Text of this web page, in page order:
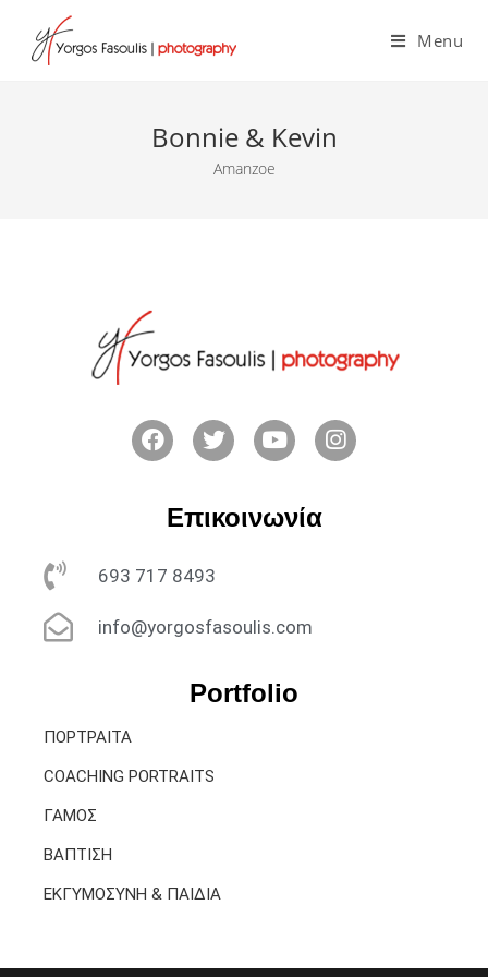
Menu
Bonnie & Kevin
Amanzoe
Επικοινωνία
693 717 8493
info@yorgosfasoulis.com
Portfolio
ΠΟΡΤΡΑΙΤΑ
COACHING PORTRAITS
ΓΑΜΟΣ
ΒΑΠΤΙΣΗ
ΕΚΓΥΜΟΣΥΝΗ & ΠΑΙΔΙΑ